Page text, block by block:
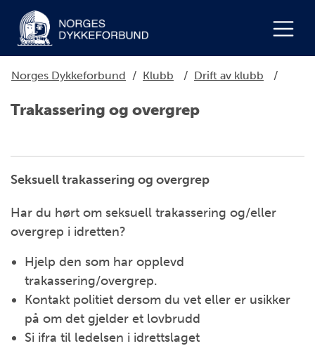
Norges Dykkeforbund / Klubb / Drift av klubb /
Trakassering og overgrep
Seksuell trakassering og overgrep
Har du hørt om seksuell trakassering og/eller
overgrep i idretten?
Hjelp den som har opplevd
trakassering/overgrep.
Kontakt politiet dersom du vet eller er usikker
på om det gjelder et lovbrudd
Si ifra til ledelsen i idrettslaget